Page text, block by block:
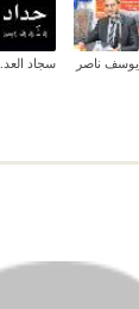
يوسف ناصر